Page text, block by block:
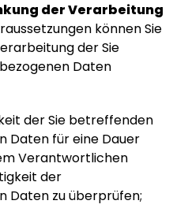
der Verarbeitung
können Sie
der Sie
Daten
der Sie betreffenden
Daten für eine Dauer
Verantwortlichen
der
Daten zu überprüfen;